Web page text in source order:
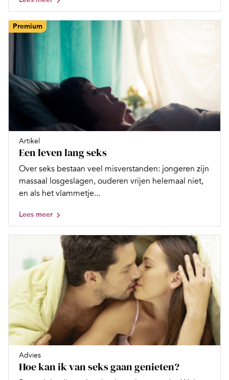
Premium
Artikel
Een leven lang seks
Over seks bestaan veel misverstanden: jongeren zijn
massaal losgeslagen, ouderen vrijen helemaal niet,
en als het vlammetje...
Lees meer
Advies
Hoe kan ik van seks gaan genieten?